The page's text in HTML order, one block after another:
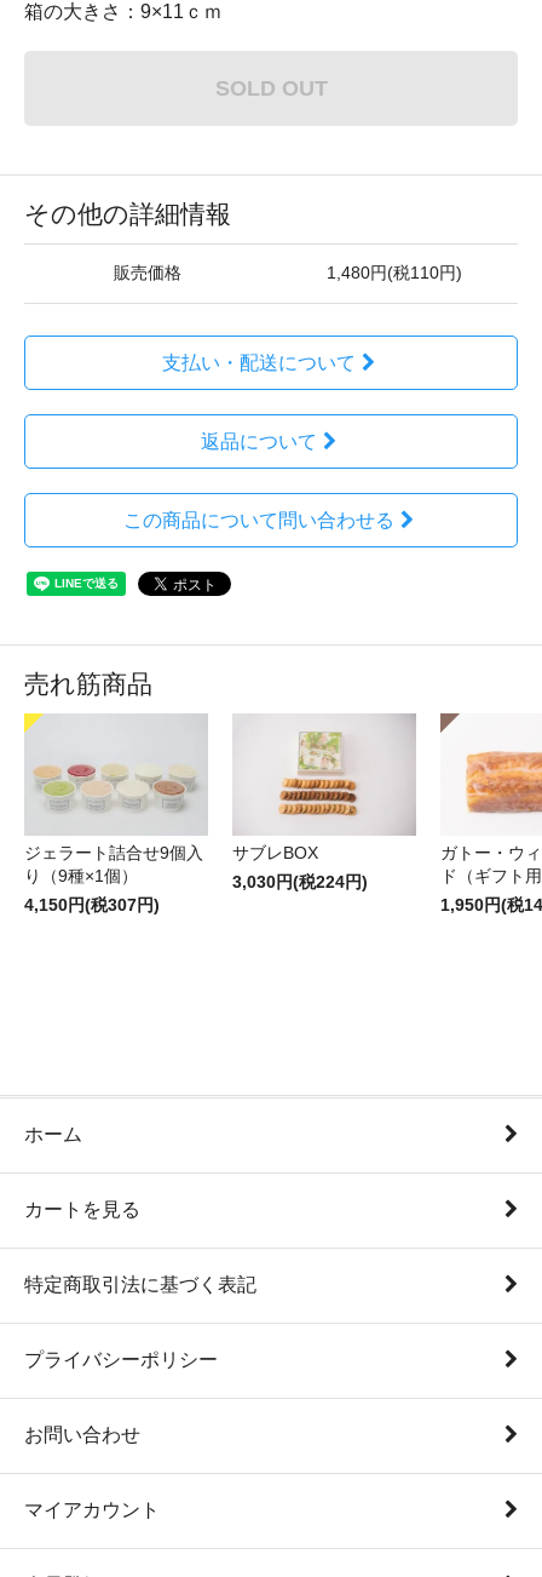
箱の大きさ：9×11ｃｍ
SOLD OUT
その他の詳細情報
販売価格 1,480円(税110円)
支払い・配送について
返品について
この商品について問い合わせる
売れ筋商品
ジェラート詰合せ9個入
り（9種×1個）
4,150円(税307円)
サブレBOX
3,030円(税224円)
ガトー・ウ
ド（ギフト
1,950円(税
ホーム
カートを見る
特定商取引法に基づく表記
プライバシーポリシー
お問い合わせ
マイアカウント